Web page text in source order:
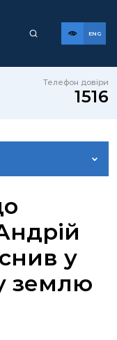
ENG
Телефон довіри
1516
у
землю